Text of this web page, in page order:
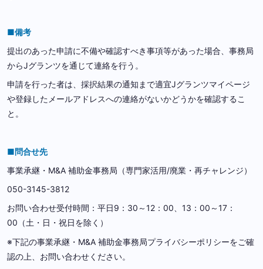
■備考
提出のあった申請に不備や確認すべき事項等があった場合、事務局
からJグランツを通じて連絡を行う。
申請を行った者は、採択結果の通知まで適宜Jグランツマイページ
や登録したメールアドレスへの連絡がないかどうかを確認するこ
と。
■問合せ先
事業承継・M&A 補助金事務局（専門家活用/廃業・再チャレンジ）
050-3145-3812
お問い合わせ受付時間：平日9：30～12：00、13：00～17：
00（土・日・祝日を除く）
※下記の事業承継・M&A 補助金事務局プライバシーポリシーをご確
認の上、お問い合わせください。